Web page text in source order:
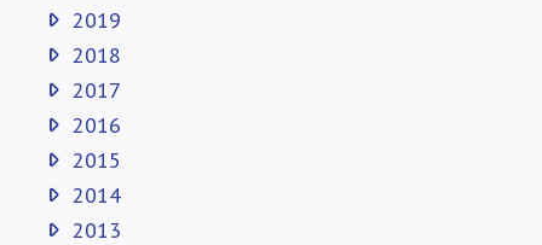
2019
2018
2017
2016
2015
2014
2013